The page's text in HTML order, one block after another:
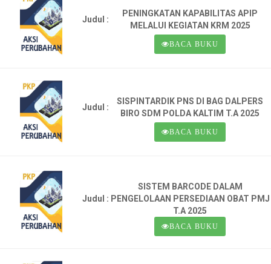
Judul :
PENINGKATAN KAPABILITAS APIP
MELALUI KEGIATAN KRM 2025
BACA BUKU
Judul :
SISPINTARDIK PNS DI BAG DALPERS
BIRO SDM POLDA KALTIM T.A 2025
BACA BUKU
Judul :
SISTEM BARCODE DALAM
PENGELOLAAN PERSEDIAAN OBAT PMJ
T.A 2025
BACA BUKU